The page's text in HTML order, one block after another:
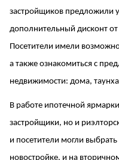
застройщиков предложили
дополнительный дисконт
Посетители имели
а также ознакомиться с
недвижимости: дома,
В работе ипотечной
застройщики, но и
и посетители могли
новостройке, и на